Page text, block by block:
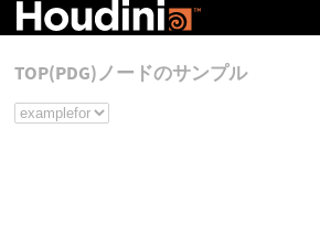
TOP(PDG)ノードのサンプル